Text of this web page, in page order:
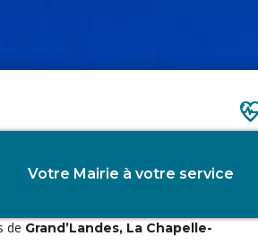
Votre Mairie à votre service
de Grand’Landes, La Chapelle-